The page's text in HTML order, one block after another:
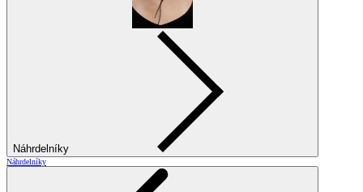
Náhrdelníky
Náhrdelníky